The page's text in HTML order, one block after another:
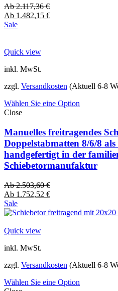
Ab2.117,36€
Ab 1.482,15 €
Sale
Quick view
inkl. MwSt.
zzgl. Versandkosten (Aktuell 6-8
Wählen Sie eine Option
Close
Manuelles freitragendes
Doppelstabmatten 8/6/8
handgefertigt in der
Schiebetormanufaktur
Ab2.503,60€
Ab 1.752,52 €
Sale
Quick view
inkl. MwSt.
zzgl. Versandkosten (Aktuell 6-8
Wählen Sie eine Option